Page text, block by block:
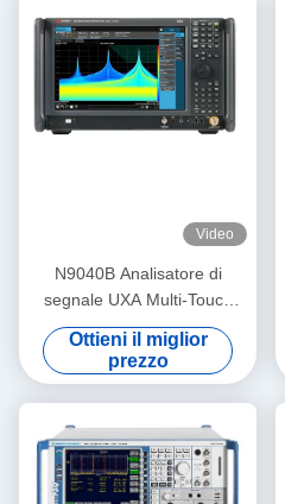
Video
N9040B Analisatore di
segnale UXA Multi-Touch
2Hz-50GHz Analisatore di
spettro di seconda mano
Ottieni il miglior
prezzo